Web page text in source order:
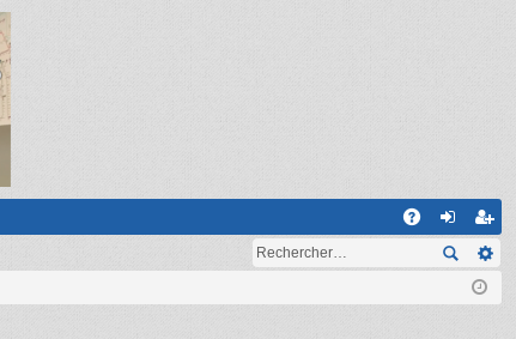
on ns
cri